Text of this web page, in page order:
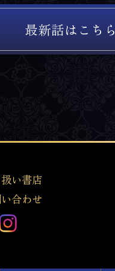
最新話はこち
い書店
合わせ